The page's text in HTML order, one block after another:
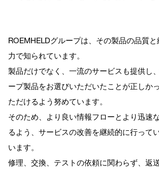
ROEMHELDグループは、その製品の品質
力で知られています。
製品だけでなく、一流のサービスも提供し
ープ製品をお選びいただいたことが正しか
ただけるよう努めています。
そのため、より良い情報フローとより迅速
るよう、サービスの改善を継続的に行って
います。
修理、交換、テストの依頼に関わらず、返